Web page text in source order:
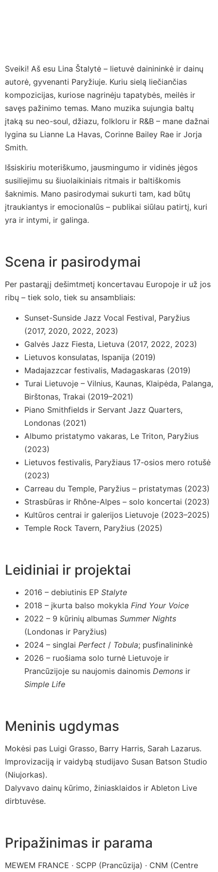
Sveiki! Aš esu Lina Štalytė – lietuvė dainininkė ir dainų
autorė, gyvenanti Paryžiuje. Kuriu sielą liečiančias
kompozicijas, kuriose nagrinėju tapatybės, meilės ir
savęs pažinimo temas. Mano muzika sujungia baltų
įtaką su neo-soul, džiazu, folkloru ir R&B – mane dažnai
lygina su Lianne La Havas, Corinne Bailey Rae ir Jorja
Smith.
Išsiskiriu moteriškumo, jausmingumo ir vidinės jėgos
susiliejimu su šiuolaikiniais ritmais ir baltiškomis
šaknimis. Mano pasirodymai sukurti tam, kad būtų
įtraukiantys ir emocionalūs – publikai siūlau patirtį, kuri
yra ir intymi, ir galinga.
Scena ir pasirodymai
Per pastarąjį dešimtmetį koncertavau Europoje ir už jos
ribų – tiek solo, tiek su ansambliais:
Sunset-Sunside Jazz Vocal Festival, Paryžius
(2017, 2020, 2022, 2023)
Galvės Jazz Fiesta, Lietuva (2017, 2022, 2023)
Lietuvos konsulatas, Ispanija (2019)
Madajazzcar festivalis, Madagaskaras (2019)
Turai Lietuvoje – Vilnius, Kaunas, Klaipėda, Palanga,
Birštonas, Trakai (2019–2021)
Piano Smithfields ir Servant Jazz Quarters,
Londonas (2021)
Albumo pristatymo vakaras, Le Triton, Paryžius
(2023)
Lietuvos festivalis, Paryžiaus 17-osios mero rotušė
(2023)
Carreau du Temple, Paryžius – pristatymas (2023)
Strasbūras ir Rhône-Alpes – solo koncertai (2023)
Kultūros centrai ir galerijos Lietuvoje (2023–2025)
Temple Rock Tavern, Paryžius (2025)
Leidiniai ir projektai
2016 – debiutinis EP Stalyte
2018 – įkurta balso mokykla Find Your Voice
2022 – 9 kūrinių albumas Summer Nights
(Londonas ir Paryžius)
2024 – singlai Perfect / Tobula; pusfinalininkė
2026 – ruošiama solo turnė Lietuvoje ir
Prancūzijoje su naujomis dainomis Demons ir
Simple Life
Meninis ugdymas
Mokėsi pas Luigi Grasso, Barry Harris, Sarah Lazarus.
Improvizaciją ir vaidybą studijavo Susan Batson Studio
(Niujorkas).
Dalyvavo dainų kūrimo, žiniasklaidos ir Ableton Live
dirbtuvėse.
Pripažinimas ir parama
MEWEM FRANCE · SCPP (Prancūzija) · CNM (Centre